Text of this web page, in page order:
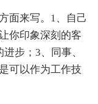
面来写。1、自己
你印象深刻的客
步；3、同事、
可以作为工作技